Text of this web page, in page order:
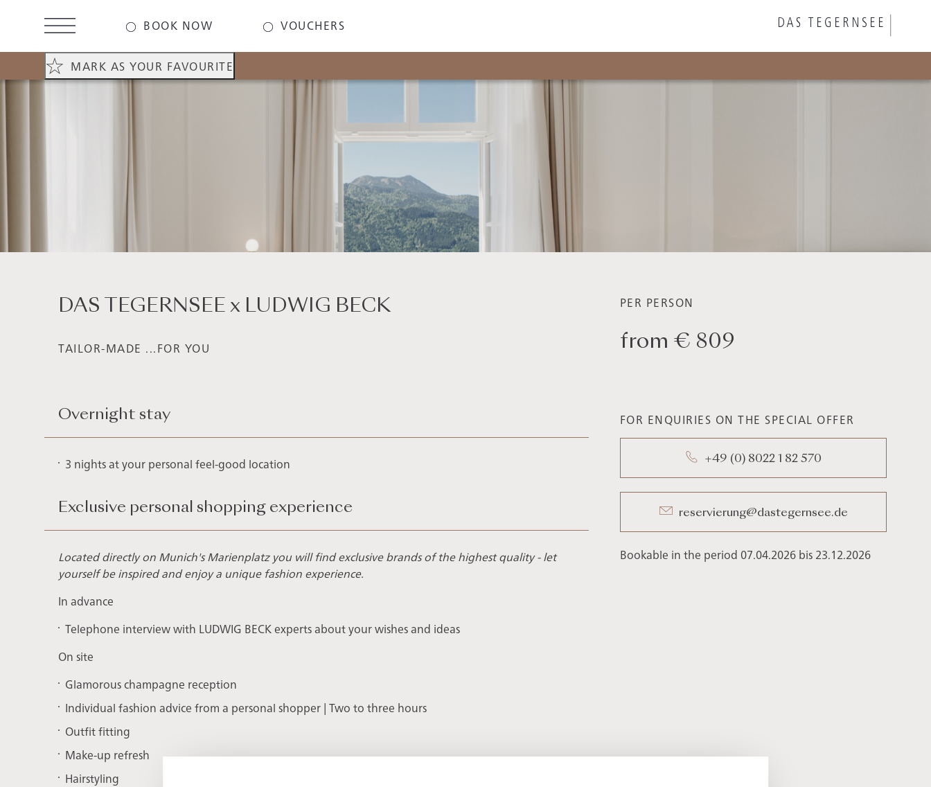
BOOK NOW VOUCHERS
MARK AS YOUR FAVOURITE
DAS TEGERNSEE x LUDWIG BECK
TAILOR-MADE ...FOR YOU
Overnight stay
3 nights at your personal feel-good location
Exclusive personal shopping experience
Located directly on Munich's Marienplatz you will find exclusive brands of the highest quality - let
yourself be inspired and enjoy a unique fashion experience.
In advance
Telephone interview with LUDWIG BECK experts about your wishes and ideas
On site
Glamorous champagne reception
Individual fashion advice from a personal shopper | Two to three hours
Outfit fitting
Make-up refresh
Hairstyling
PER PERSON
from € 809
FOR ENQUIRIES ON THE SPECIAL OFFER
+49 (0) 8022 1 82 570
reservierung@dastegernsee.de
Bookable in the period 07.04.2026 bis 23.12.2026